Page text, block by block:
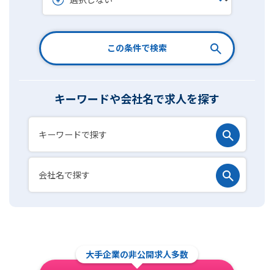
この条件で検索
キーワードや会社名で求人を探す
大手企業の非公開求人多数